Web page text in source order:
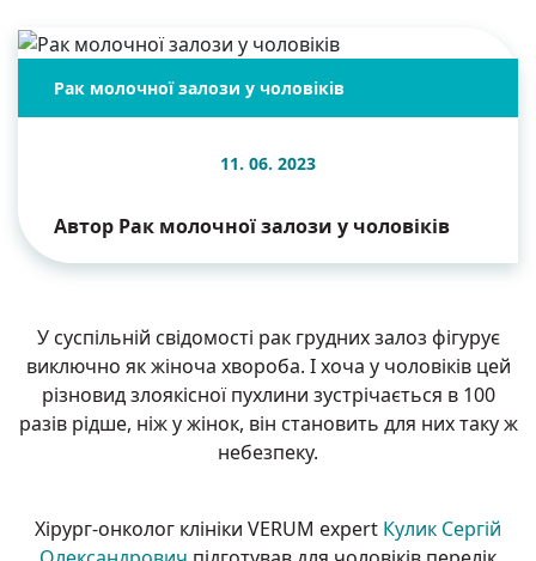
Рак молочної залози у чоловіків
11. 06. 2023
Автор Рак молочної залози у чоловіків
У суспільній свідомості рак грудних залоз фігурує
виключно як жіноча хвороба. І хоча у чоловіків цей
різновид злоякісної пухлини зустрічається в 100
разів рідше, ніж у жінок, він становить для них таку ж
небезпеку.
Хірург-онколог клініки VERUM expert Кулик Сергій